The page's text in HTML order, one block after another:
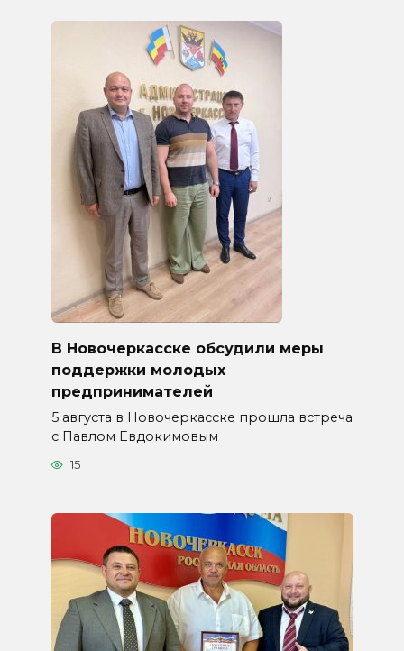
В Новочеркасске обсудили меры
поддержки молодых
предпринимателей
5 августа в Новочеркасске прошла встреча
с Павлом Евдокимовым
15